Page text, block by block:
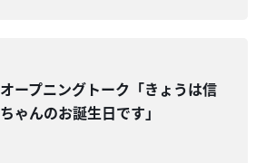
オープニングトーク「きょうは信
ちゃんのお誕生日です」